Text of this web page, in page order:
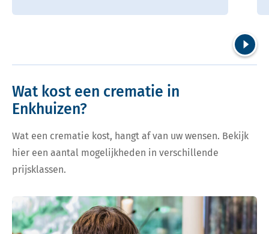
Wat kost een crematie in
Enkhuizen?
Wat een crematie kost, hangt af van uw wensen. Bekijk
hier een aantal mogelijkheden in verschillende
prijsklassen.
Bekijk tarieven voor crematie